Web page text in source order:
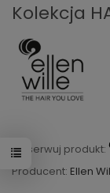
Kolekcja
Obserwuj produkt:
Producent: Ellen